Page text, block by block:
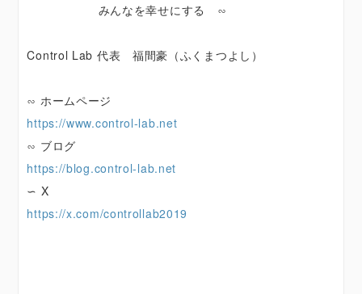
みんなを幸せにする ∽
Control Lab 代表 福間豪（ふくまつよし）
∽ ホームページ
https://www.control-lab.net
∽ ブログ
https://blog.control-lab.net
∽ X
https://x.com/controllab2019